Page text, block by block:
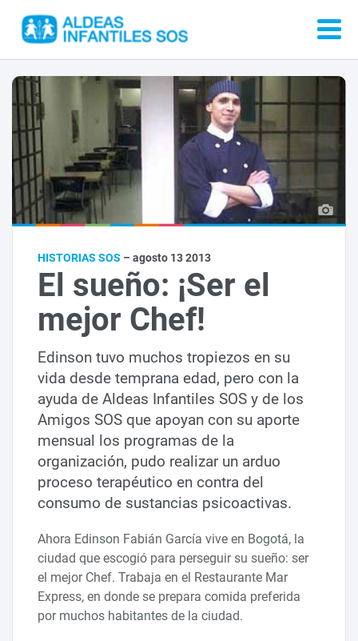
HISTORIAS SOS – agosto 13 2013
El sueño: ¡Ser el
mejor Chef!
Edinson tuvo muchos tropiezos en su
vida desde temprana edad, pero con la
ayuda de Aldeas Infantiles SOS y de los
Amigos SOS que apoyan con su aporte
mensual los programas de la
organización, pudo realizar un arduo
proceso terapéutico en contra del
consumo de sustancias psicoactivas.
Ahora Edinson Fabián García vive en Bogotá, la
ciudad que escogió para perseguir su sueño: ser
el mejor Chef. Trabaja en el Restaurante Mar
Express, en donde se prepara comida preferida
por muchos habitantes de la ciudad.